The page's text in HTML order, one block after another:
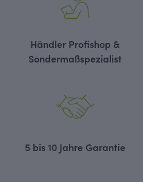
Händler Profishop &
Sondermaßspezialist
5 bis 10 Jahre Garantie